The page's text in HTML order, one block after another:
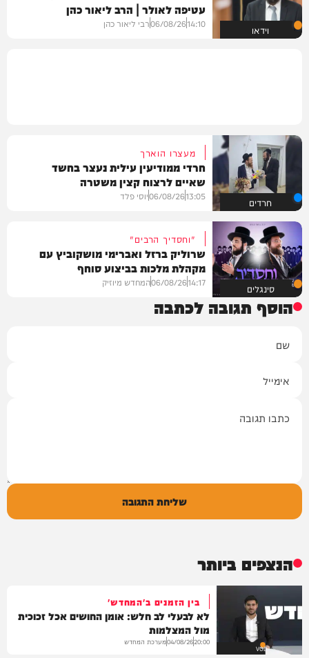
וידאו
עטיפה לאולר | הרב ליאור כהן
14:10
06/08/26רבי ליאור כהן
חרדים
מעצרו הוארך
חרדי ממודיעין עילית נעצר בחשד
שאיים לרצוח קצין משטרה
13:05
06/08/26יוסי פלד
סינגלים
"וחסדיך הרבים"
שרוליק ברזל ואברימי מושקוביץ עם
מקהלת מלכות בביצוע סוחף
14:17
06/08/26המחדש מיוזיק
הוסף תגובה לכתבה
שליחת התגובה
הנצפים ביותר
VOD
בין הזמנים ב'המחדש'
לא לבעלי לב חלש: אומן החושים אכל זכוכית
מול המצלמות
20:00
04/08/26מערכת המחדש